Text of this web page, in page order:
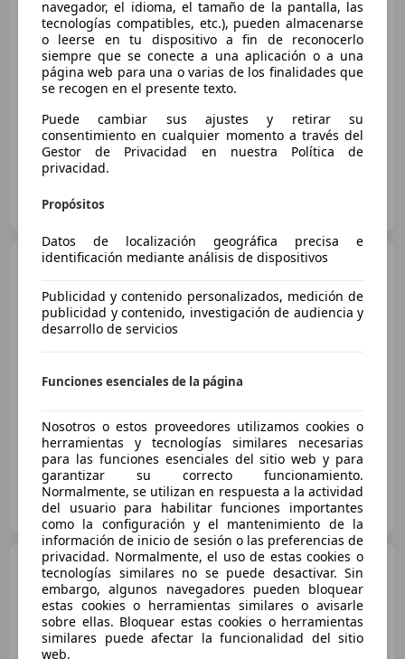
€ 17.990
Buen precio
ES-2870 SAN SEBASTIAN DE LOS REYES
Renault Megane E-Tech
96kW
Buen
FLEXICAR ALICANTE.
ES-03007 ALICANTE
Renault Megane E-Tech
Techno Standard Charge EV40
96kW
€ 23.048 1
navegador, el idioma, el tamaño de la pantalla, las
tecnologías compatibles, etc.), pueden almacenarse
o leerse en tu dispositivo a fin de reconocerlo
siempre que se conecte a una aplicación o a una
página web para una o varias de los finalidades que
se recogen en el presente texto.
Puede cambiar sus ajustes y retirar su
consentimiento en cualquier momento a través del
Gestor de Privacidad en nuestra Política de
privacidad.
Propósitos
Datos de localización geográfica precisa e
identificación mediante análisis de dispositivos
Publicidad y contenido personalizados, medición de
publicidad y contenido, investigación de audiencia y
desarrollo de servicios
Funciones esenciales de la página
Nosotros o estos proveedores utilizamos cookies o
herramientas y tecnologías similares necesarias
para las funciones esenciales del sitio web y para
garantizar su correcto funcionamiento.
Normalmente, se utilizan en respuesta a la actividad
del usuario para habilitar funciones importantes
como la configuración y el mantenimiento de la
información de inicio de sesión o las preferencias de
privacidad. Normalmente, el uso de estas cookies o
tecnologías similares no se puede desactivar. Sin
embargo, algunos navegadores pueden bloquear
estas cookies o herramientas similares o avisarle
sobre ellas. Bloquear estas cookies o herramientas
similares puede afectar la funcionalidad del sitio
web.